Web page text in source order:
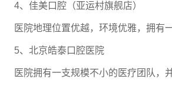
4、佳美口腔（亚运村旗舰店）
医院地理位置优越，环境优雅，拥有
5、北京皓泰口腔医院
医院拥有一支规模不小的医疗团队，